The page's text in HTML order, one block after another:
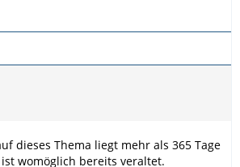
dieses Thema liegt mehr als 365 Tage
womöglich bereits veraltet.